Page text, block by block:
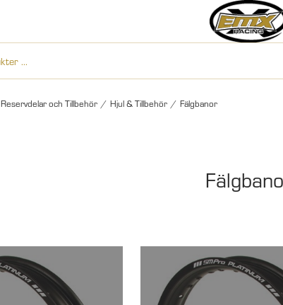
Reservdelar och Tillbehör / Hjul & Tillbehör / Fälgbanor